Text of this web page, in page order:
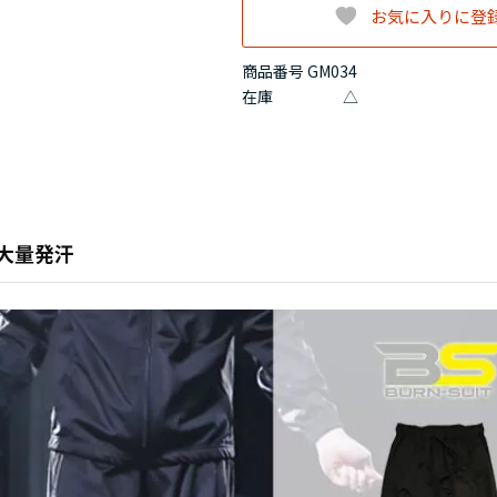
商品番号 GM034
在庫
△
お気に入りに登
量発汗